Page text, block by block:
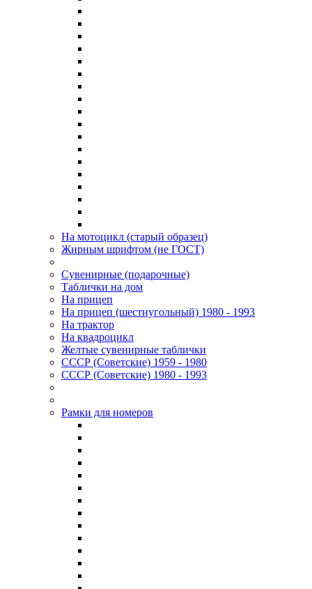
На мотоцикл (старый образец)
Жирным шрифтом (не ГОСТ)
Сувенирные (подарочные)
Таблички на дом
На прицеп
На прицеп (шестиугольный) 1980 - 1993
На трактор
На квадроцикл
Желтые сувенирные таблички
СССР (Советские) 1959 - 1980
СССР (Советские) 1980 - 1993
Рамки для номеров